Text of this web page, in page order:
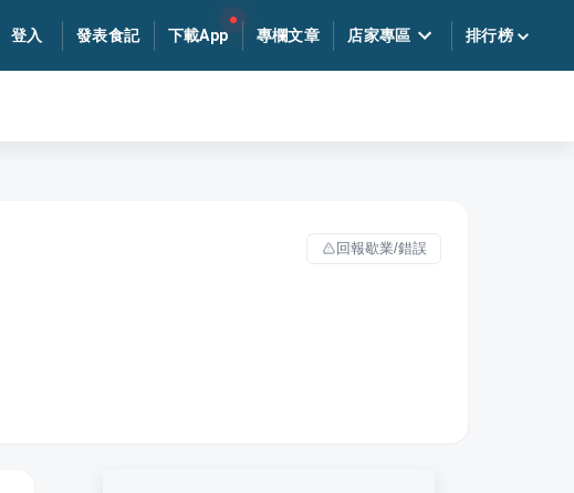
登入 發表食記 下載App 專欄文章 店家專區 排行榜
回報歇業/錯誤